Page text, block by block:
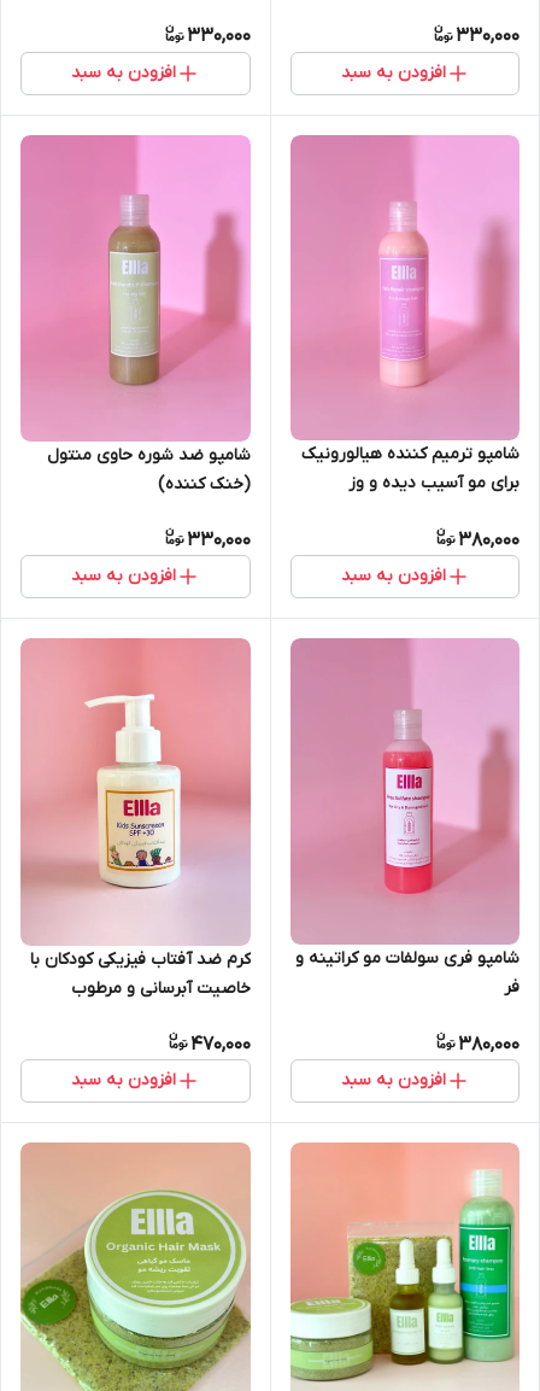
خشک)
330,000
افزودن به سبد
330,000
افزودن به سبد
شامپو ترمیم کننده هیالورونیک
برای مو آسیب دیده و وز
380,000
افزودن به سبد
شامپو ضد شوره حاوی منتول
(خنک کننده)
330,000
افزودن به سبد
شامپو فری سولفات مو کراتینه و
فر
380,000
افزودن به سبد
کرم ضد آفتاب فیزیکی کودکان با
خاصیت آبرسانی و مرطوب
470,000
افزودن به سبد